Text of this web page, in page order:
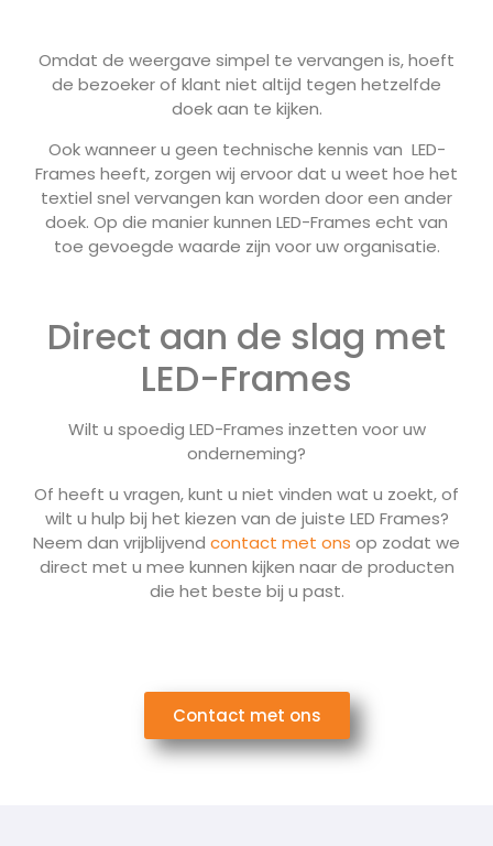
Omdat de weergave simpel te vervangen is, hoeft
de bezoeker of klant niet altijd tegen hetzelfde
doek aan te kijken.
Ook wanneer u geen technische kennis van LED-
Frames heeft, zorgen wij ervoor dat u weet hoe het
textiel snel vervangen kan worden door een ander
doek. Op die manier kunnen LED-Frames echt van
toe gevoegde waarde zijn voor uw organisatie.
Direct aan de slag met
LED-Frames
Wilt u spoedig LED-Frames inzetten voor uw
onderneming?
Of heeft u vragen, kunt u niet vinden wat u zoekt, of
wilt u hulp bij het kiezen van de juiste LED Frames?
Neem dan vrijblijvend contact met ons op zodat we
direct met u mee kunnen kijken naar de producten
die het beste bij u past.
Contact met ons